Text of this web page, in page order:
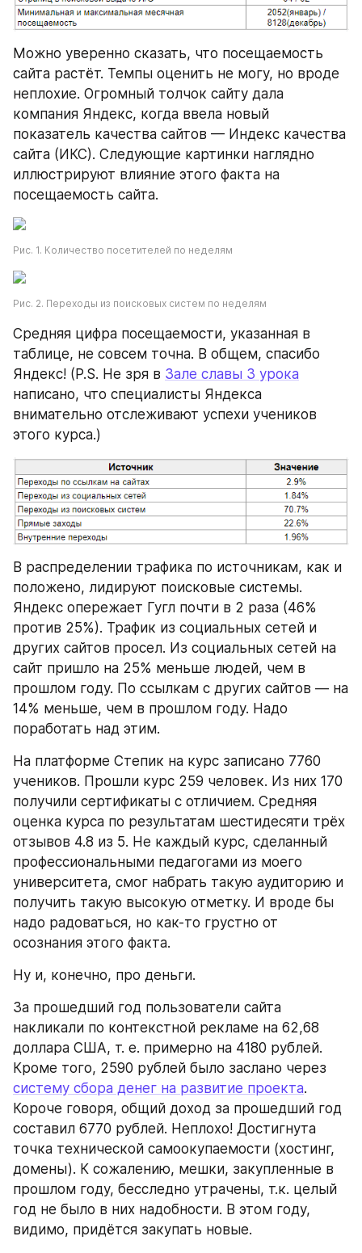
Можно уверенно сказать, что посещаемость
сайта растёт. Темпы оценить не могу, но вроде
неплохие. Огромный толчок сайту дала
компания Яндекс, когда ввела новый
показатель качества сайтов — Индекс качества
сайта (ИКС). Следующие картинки наглядно
иллюстрируют влияние этого факта на
посещаемость сайта.
Рис. 1. Количество посетителей по неделям
Рис. 2. Переходы из поисковых систем по неделям
Средняя цифра посещаемости, указанная в
таблице, не совсем точна. В общем, спасибо
Яндекс! (P.S. Не зря в Зале славы 3 урока
написано, что специалисты Яндекса
внимательно отслеживают успехи учеников
этого курса.)
В распределении трафика по источникам, как и
положено, лидируют поисковые системы.
Яндекс опережает Гугл почти в 2 раза (46%
против 25%). Трафик из социальных сетей и
других сайтов просел. Из социальных сетей на
сайт пришло на 25% меньше людей, чем в
прошлом году. По ссылкам с других сайтов — на
14% меньше, чем в прошлом году. Надо
поработать над этим.
На платформе Степик на курс записано 7760
учеников. Прошли курс 259 человек. Из них 170
получили сертификаты с отличием. Средняя
оценка курса по результатам шестидесяти трёх
отзывов 4.8 из 5. Не каждый курс, сделанный
профессиональными педагогами из моего
университета, смог набрать такую аудиторию и
получить такую высокую отметку. И вроде бы
надо радоваться, но как-то грустно от
осознания этого факта.
Ну и, конечно, про деньги.
За прошедший год пользователи сайта
накликали по контекстной рекламе на 62,68
доллара США, т. е. примерно на 4180 рублей.
систему сбора денег на развитие проекта.
Короче говоря, общий доход за прошедший год
составил 6770 рублей. Неплохо! Достигнута
точка технической самоокупаемости (хостинг,
домены). К сожалению, мешки, закупленные в
прошлом году, бесследно утрачены, т.к. целый
год не было в них надобности. В этом году,
видимо, придётся закупать новые.